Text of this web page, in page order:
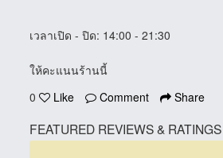
เวลาเปิด - ปิด: 14:00 - 21:30
ให้คะแนนร้านนี้
0
Like Comment Share
FEATURED REVIEWS & RATINGS